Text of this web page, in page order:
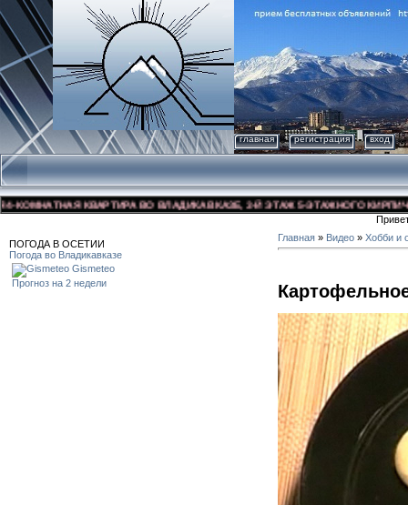
главная регистрация вход
КВАРТИРА ВО ВЛАДИКАВКАЗЕ, 3-Й ЭТАЖ 5-ЭТАЖНОГО
ПОГОДА В ОСЕТИИ
Погода во Владикавказе
Gismeteo
Прогноз на 2 недели
Главная » Видео » Хобби и